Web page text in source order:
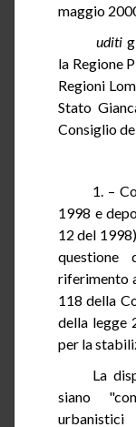
maggio
uditi
la Regione
Regioni
Stato
Consiglio
1. –
1998 e
12 del
questione
riferimento
118 della
della legge
per la
La
siano